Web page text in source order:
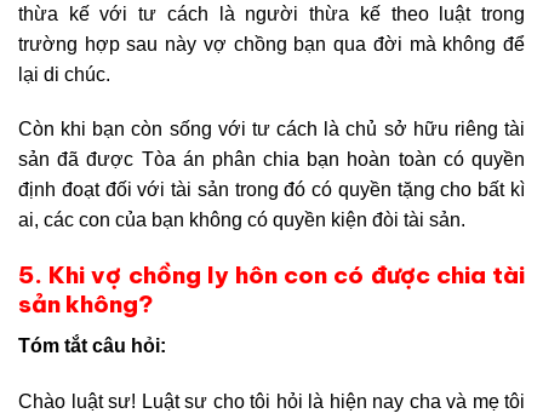
thừa kế với tư cách là người thừa kế theo luật trong
trường hợp sau này vợ chồng bạn qua đời mà không để
lại di chúc.
Còn khi bạn còn sống với tư cách là chủ sở hữu riêng tài
sản đã được Tòa án phân chia bạn hoàn toàn có quyền
định đoạt đối với tài sản trong đó có quyền tặng cho bất kì
ai, các con của bạn không có quyền kiện đòi tài sản.
5. Khi vợ chồng ly hôn con có được chia tài
sản không?
Tóm tắt câu hỏi:
Chào luật sư! Luật sư cho tôi hỏi là hiện nay cha và mẹ tôi